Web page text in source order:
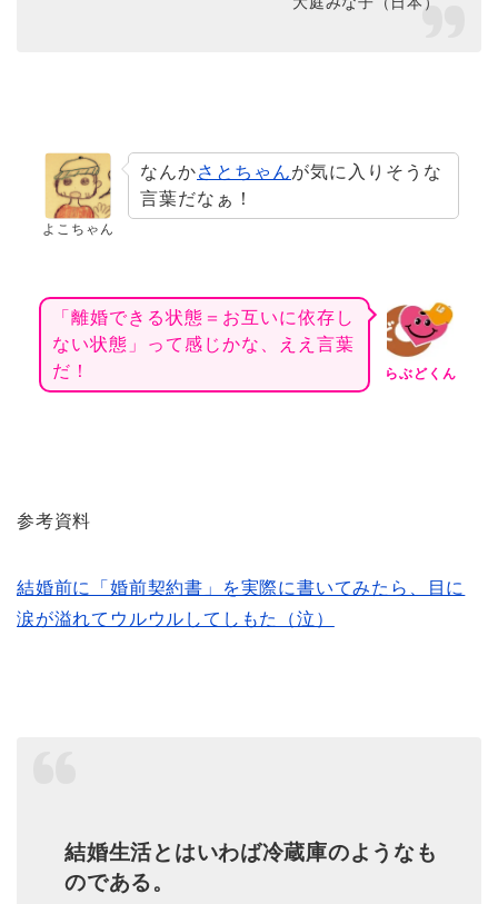
よこちゃん
なんかさとちゃんが気に入りそうな
言葉だなぁ！
らぶどくん
「離婚できる状態＝お互いに依存し
ない状態」って感じかな、ええ言葉
だ！
参考資料
結婚前に「婚前契約書」を実際に書いてみたら、目に
涙が溢れてウルウルしてしもた（泣）
結婚生活とはいわば冷蔵庫のようなも
のである。